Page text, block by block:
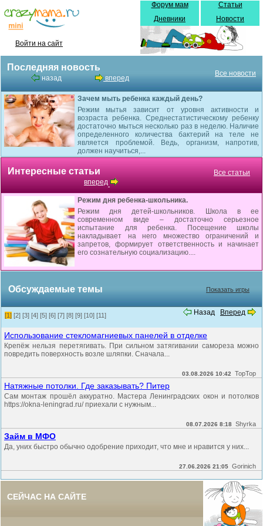
Войти на сайт
Форум мам
Дневники
Статьи
Новости
Последняя новость
назад вперед
Все новости
Зачем мыть ребенка каждый день?
Режим мытья зависит от уровня активности и
возраста ребенка. Среднестатистическому ребенку
достаточно мыться несколько раз в неделю. Наличие
определенного количества бактерий на теле не
является проблемой. Ведь, организм, напротив,
должен научиться,...
Интересные статьи
вперед
Все статьи
Режим дня ребенка-школьника.
Режим дня детей-школьников. Школа в ее
современном виде – достаточно серьезное
испытание для ребенка. Посещение школы
накладывает на него множество ограничений и
запретов, формирует ответственность и начинает
его сознательную социализацию....
Обсуждаемые темы Показать игры
Назад Вперед
[1] [2] [3] [4] [5] [6] [7] [8] [9] [10] [11]
Использование стекломагниевых панелей в отделке
Крепёж нельзя перетягивать. При сильном затягивании самореза можно
повредить поверхность возле шляпки. Сначала...
03.08.2026 10:42 TopTop
Натяжные потолки. Где заказывать? Питер
Сам монтаж прошёл аккуратно. Мастера Ленинградских окон и потолков
https://okna-leningrad.ru/ приехали с нужным...
08.07.2026 8:18 Shyrka
Займ в МФО
Да, уних быстро обычно одобрение приходит, что мне и нравится у них...
27.06.2026 21:05 Gorinich
СЕЙЧАС НА САЙТЕ